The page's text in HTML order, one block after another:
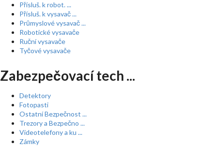
Přísluš. k robot. ...
Přísluš. k vysavač ...
Průmyslové vysavač ...
Robotické vysavače
Ruční vysavače
Tyčové vysavače
Zabezpečovací tech ...
Detektory
Fotopasti
Ostatní Bezpečnost ...
Trezory a Bezpečno ...
Videotelefony a ku ...
Zámky